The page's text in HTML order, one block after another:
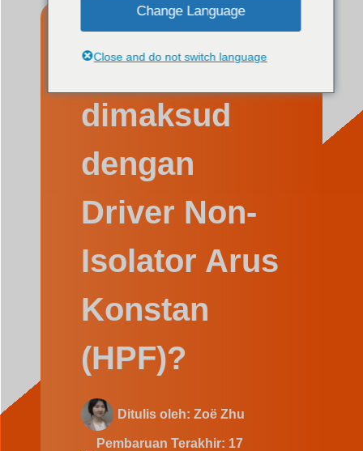
Portuguese
Apa yang
dimaksud
dengan
Driver Non-
Isolator Arus
Konstan
(HPF)?
Ditulis oleh: Zoë Zhu
Pembaruan Terakhir: 17
Change Language
Close and do not switch language